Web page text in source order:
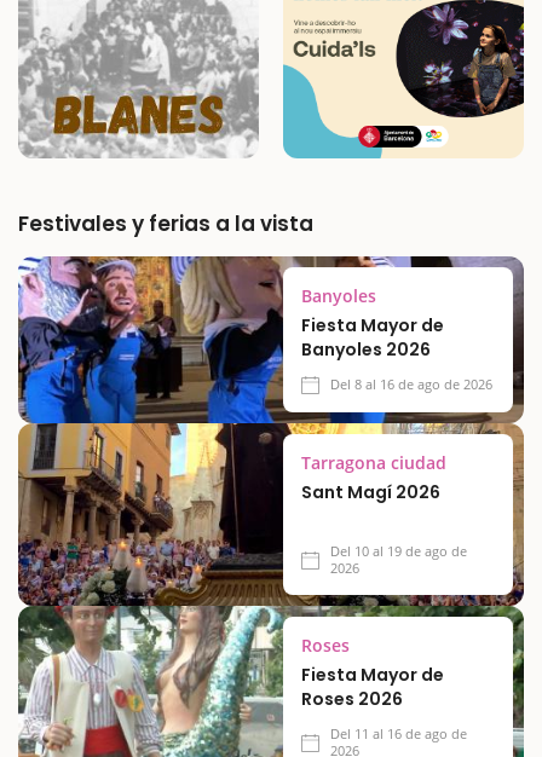
Festivales y ferias a la vista
Banyoles
Fiesta Mayor de
Banyoles 2026
Del 8 al 16 de ago de 2026
Tarragona ciudad
Sant Magí 2026
Del 10 al 19 de ago de
2026
Roses
Fiesta Mayor de
Roses 2026
Del 11 al 16 de ago de
2026